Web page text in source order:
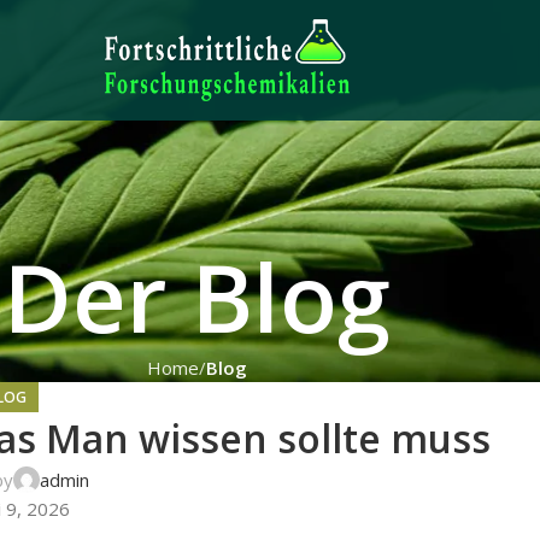
Der Blog
Home Blog
Man wissen sollte muss
admin
9, 2026